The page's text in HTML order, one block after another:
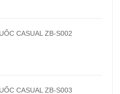
CASUAL ZB-S002
CASUAL ZB-S003